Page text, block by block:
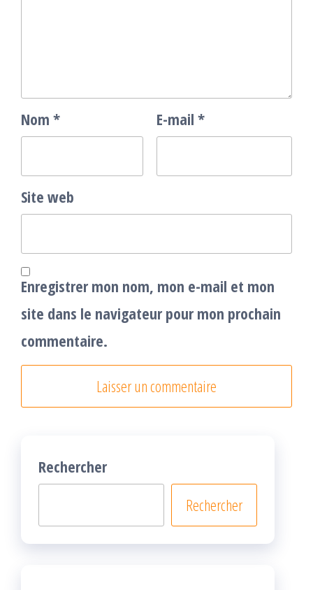
Nom * E-mail *
Site web
Enregistrer mon nom, mon e-mail et mon
site dans le navigateur pour mon prochain
commentaire.
Rechercher
Rechercher